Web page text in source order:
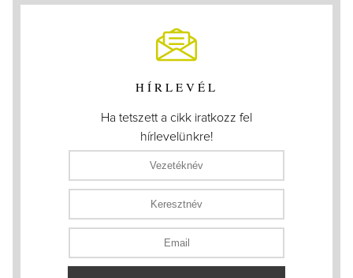
HÍRLEVÉL
Ha tetszett a cikk iratkozz fel
hírlevelünkre!